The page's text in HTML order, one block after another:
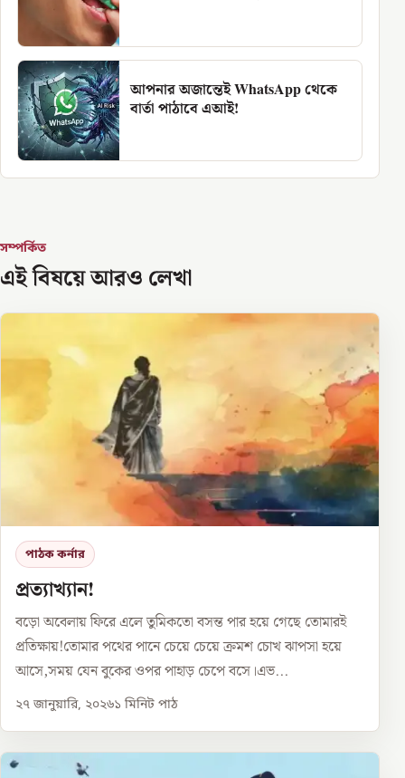
আপনার অজান্তেই WhatsApp থেকে
বার্তা পাঠাবে এআই!
সম্পর্কিত
এই বিষয়ে আরও লেখা
পাঠক কর্নার
প্রত্যাখ্যান!
বড়ো অবেলায় ফিরে এলে তুমিকতো বসন্ত পার হয়ে গেছে তোমারই
প্রতিক্ষায়!তোমার পথের পানে চেয়ে চেয়ে ক্রমশ চোখ ঝাপসা হয়ে
আসে,সময় যেন বুকের ওপর পাহাড় চেপে বসে।এভ...
২৭ জানুয়ারি, ২০২৬১ মিনিট পাঠ